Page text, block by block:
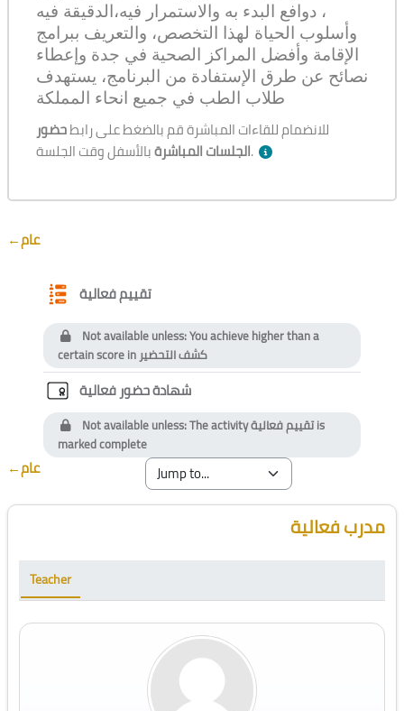
الدقيقة فيه ، دوافع البدء به والاستمرار فيه،
وأسلوب الحياة لهذا التخصص، والتعريف ببرامج
الإقامة وأفضل المراكز الصحية في جدة وإعطاء
نصائح عن طرق الإستفادة من البرنامج، يستهدف
طلاب الطب في جميع انحاء المملكة
للانضمام للقاءات المباشرة قم بالضغط على رابطحضور
الجلسات المباشرةبالأسفل وقت الجلسة.
Section outline
←عام
تقييم فعاليةQuestionnaire
Not available unless: You achieve higher than a
certain score inكشف التحضير
شهادة حضور فعاليةCustom certificate
Not available unless: The activityتقييم فعاليةis
marked complete
←عام
Blocks
Skip [Cocoon] Course Instructor مدرب فعالية
Teacher